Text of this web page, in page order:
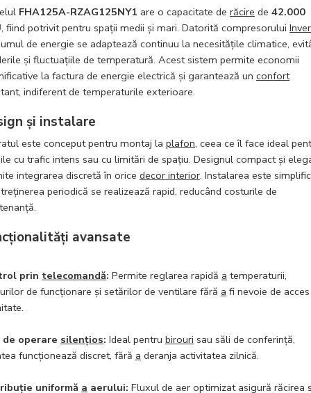
FHA125A-RZAG125NY1 are o capacitate de răcire de 42.000
, fiind potrivit pentru spații medii și mari. Datorită compresorului
de energie se adaptează continuu la necesitățile climatice,
și fluctuațiile de temperatură. Acest sistem permite economii
la factura de energie electrică și garantează un confort
indiferent de temperaturile exterioare.
și instalare
este conceput pentru montaj la plafon, ceea ce îl face ideal
cu trafic intens sau cu limitări de spațiu. Designul compact și
integrarea discretă în orice decor interior. Instalarea este
periodică se realizează rapid, reducând costurile de
avansate
prin telecomandă: Permite reglarea rapidă a temperaturii,
de funcționare și setărilor de ventilare fără a fi nevoie de
de operare silențios: Ideal pentru birouri sau săli de conferință,
funcționează discret, fără a deranja activitatea zilnică.
uniformă a aerului: Fluxul de aer optimizat asigură răcirea